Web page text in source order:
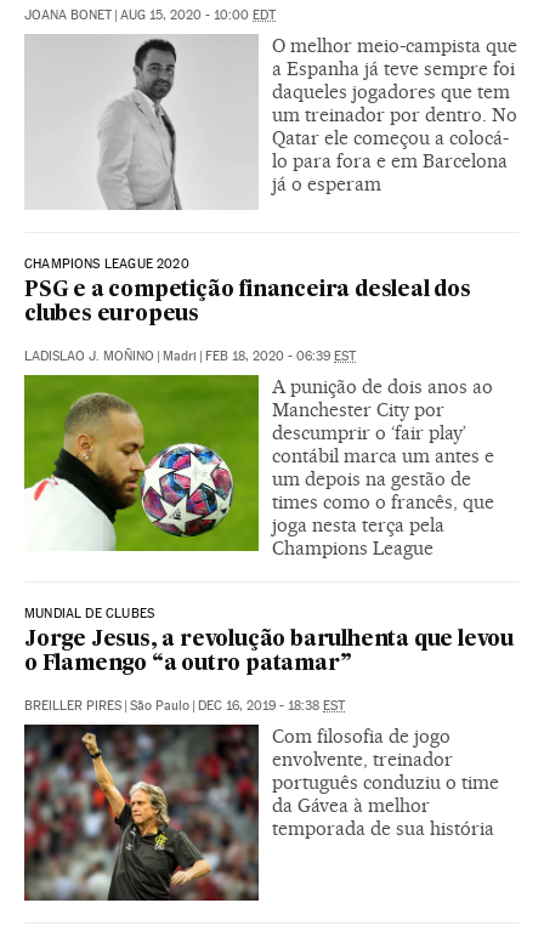
JOANA BONET | AUG 15, 2020 - 10:00 EDT
O melhor meio-campista que
a Espanha já teve sempre foi
daqueles jogadores que tem
um treinador por dentro. No
Qatar ele começou a colocá-
lo para fora e em Barcelona
já o esperam
CHAMPIONS LEAGUE 2020
PSG e a competição financeira desleal dos
clubes europeus
LADISLAO J. MOÑINO | Madri | FEB 18, 2020 - 06:39 EST
A punição de dois anos ao
Manchester City por
descumprir o ‘fair play’
contábil marca um antes e
um depois na gestão de
times como o francês, que
joga nesta terça pela
Champions League
MUNDIAL DE CLUBES
Jorge Jesus, a revolução barulhenta que levou
o Flamengo “a outro patamar”
BREILLER PIRES | São Paulo | DEC 16, 2019 - 18:38 EST
Com filosofia de jogo
envolvente, treinador
português conduziu o time
da Gávea à melhor
temporada de sua história